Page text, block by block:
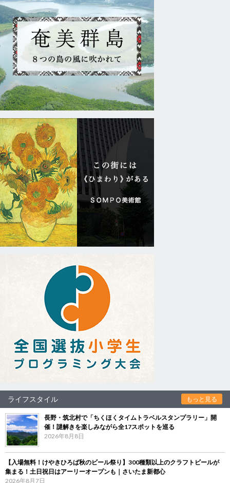
ライフスタイル もっと見る
長野・筑北村で「ちくほくタイムトラベルスタンプラリー」開
催！謎解きを楽しみながら全17スポットを巡る
2026年8月8日
【入場無料！けやきひろば秋のビール祭り】300種類以上のクラフトビールが
集まる！土日祝日はアーリーオープンも｜さいたま新都心
2026年8月7日